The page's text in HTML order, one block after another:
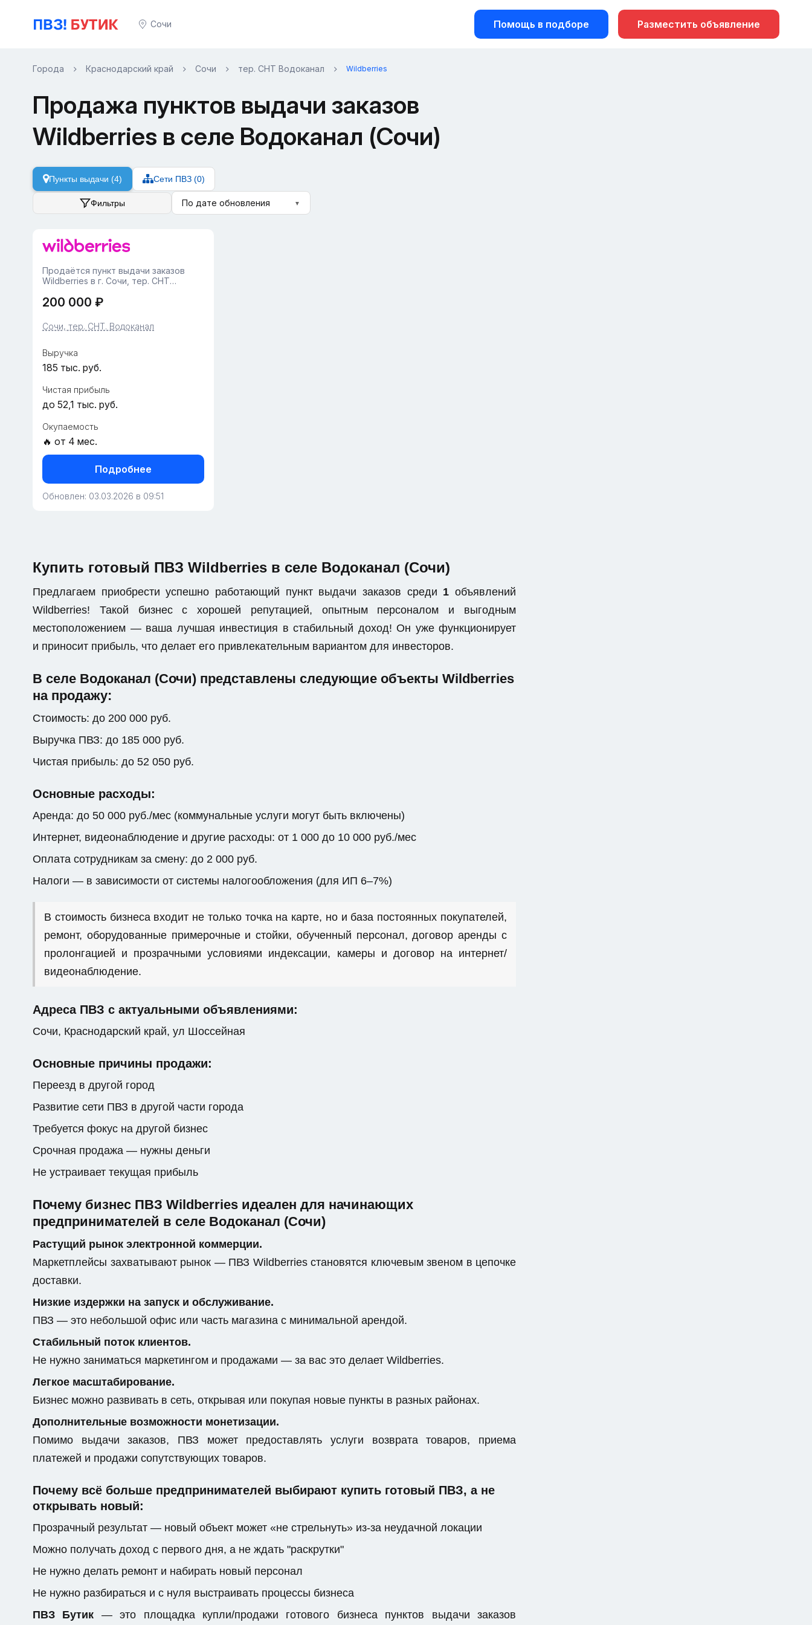
Сочи Помощь в подборе Разместить объявление
Города Краснодарский край Сочи тер. СНТ Водоканал Wildberries
Продажа пунктов выдачи заказов
Wildberries в селе Водоканал (Сочи)
Пункты выдачи (4) Сети ПВЗ (0)
Фильтры По дате обновления ▼
Продаётся пункт выдачи заказов
Wildberries в г. Сочи, тер. СНТ
19.11.2025.Площадь помещения — 50
готов к дальнейшей работе. В
настоящий моме...
200 000 ₽
Сочи, тер. СНТ. Водоканал
Выручка
185 тыс. руб.
Чистая прибыль
до 52,1 тыс. руб.
Окупаемость
🔥 от 4 мес.
Подробнее
Обновлен: 03.03.2026 в 09:51
Купить готовый ПВЗ Wildberries в селе Водоканал (Сочи)
Предлагаем приобрести успешно работающий пункт выдачи заказов среди 1 объявлений
Wildberries! Такой бизнес с хорошей репутацией, опытным персоналом и выгодным
местоположением — ваша лучшая инвестиция в стабильный доход! Он уже функционирует
и приносит прибыль, что делает его привлекательным вариантом для инвесторов.
В селе Водоканал (Сочи) представлены следующие объекты Wildberries
на продажу:
Стоимость: до 200 000 руб.
Выручка ПВЗ: до 185 000 руб.
Чистая прибыль: до 52 050 руб.
Основные расходы:
Аренда: до 50 000 руб./мес (коммунальные услуги могут быть включены)
Интернет, видеонаблюдение и другие расходы: от 1 000 до 10 000 руб./мес
Оплата сотрудникам за смену: до 2 000 руб.
Налоги — в зависимости от системы налогообложения (для ИП 6–7%)
В стоимость бизнеса входит не только точка на карте, но и база постоянных покупателей,
ремонт, оборудованные примерочные и стойки, обученный персонал, договор аренды с
пролонгацией и прозрачными условиями индексации, камеры и договор на интернет/
видеонаблюдение.
Адреса ПВЗ с актуальными объявлениями:
Сочи, Краснодарский край, ул Шоссейная
Основные причины продажи:
Переезд в другой город
Развитие сети ПВЗ в другой части города
Требуется фокус на другой бизнес
Срочная продажа — нужны деньги
Не устраивает текущая прибыль
Почему бизнес ПВЗ Wildberries идеален для начинающих
предпринимателей в селе Водоканал (Сочи)
Растущий рынок электронной коммерции.
Маркетплейсы захватывают рынок — ПВЗ Wildberries становятся ключевым звеном в цепочке
доставки.
Низкие издержки на запуск и обслуживание.
ПВЗ — это небольшой офис или часть магазина с минимальной арендой.
Стабильный поток клиентов.
Не нужно заниматься маркетингом и продажами — за вас это делает Wildberries.
Легкое масштабирование.
Бизнес можно развивать в сеть, открывая или покупая новые пункты в разных районах.
Дополнительные возможности монетизации.
Помимо выдачи заказов, ПВЗ может предоставлять услуги возврата товаров, приема
платежей и продажи сопутствующих товаров.
Почему всё больше предпринимателей выбирают купить готовый ПВЗ, а не
открывать новый:
Прозрачный результат — новый объект может «не стрельнуть» из-за неудачной локации
Можно получать доход с первого дня, а не ждать "раскрутки"
Не нужно делать ремонт и набирать новый персонал
Не нужно разбираться и с нуля выстраивать процессы бизнеса
ПВЗ Бутик — это площадка купли/продажи готового бизнеса пунктов выдачи заказов